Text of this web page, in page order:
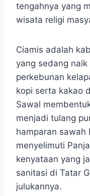
tengahnya yang
wisata religi
Ciamis adalah
yang sedang
perkebunan
kopi serta kakao
Sawal
menjadi tulang
hamparan sawah
menyelimuti
kenyataan yang
sanitasi di Tatar
julukannya.